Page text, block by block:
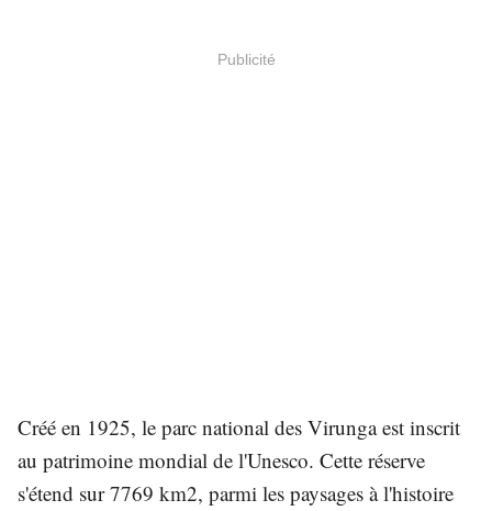
Publicité
Créé en 1925, le parc national des Virunga est inscrit
au patrimoine mondial de l'Unesco. Cette réserve
s'étend sur 7769 km2, parmi les paysages à l'histoire